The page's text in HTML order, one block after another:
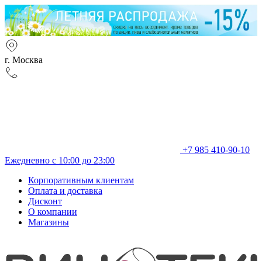
г. Москва
+7 985 410-90-10
Ежедневно с 10:00 до 23:00
Корпоративным клиентам
Оплата и доставка
Дисконт
О компании
Магазины